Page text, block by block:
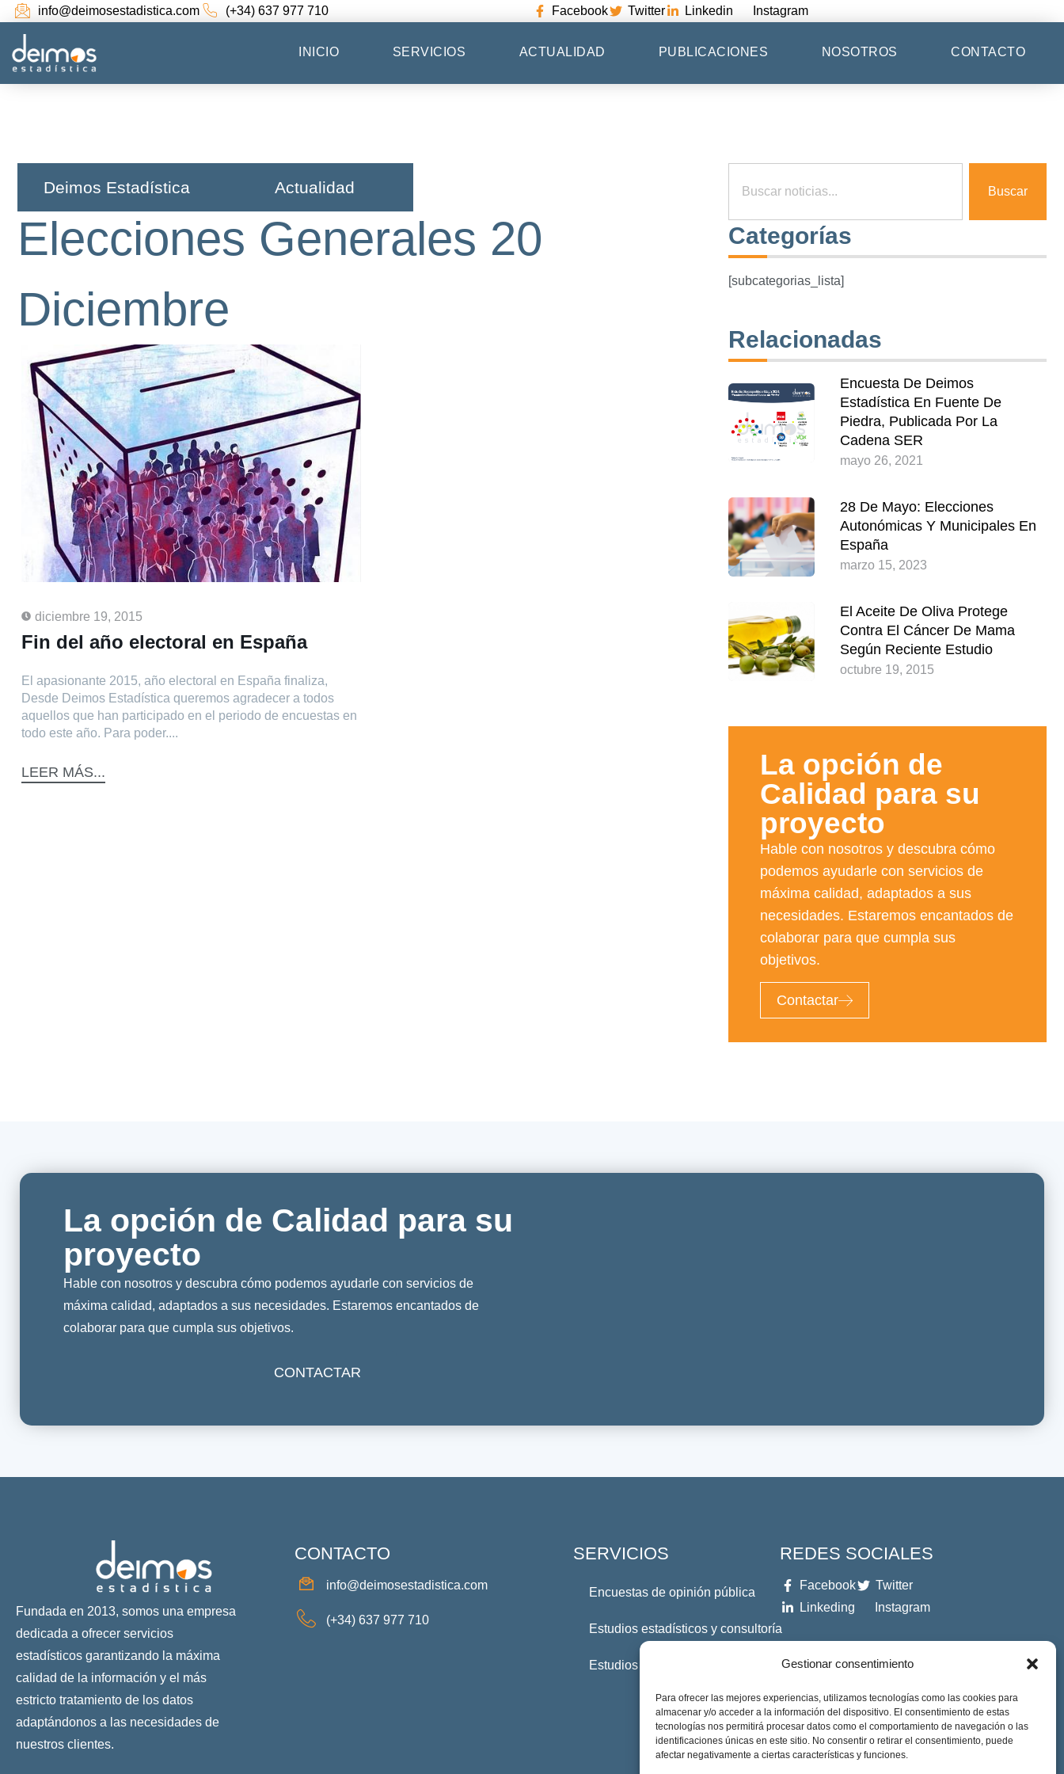
Gestionar consentimiento
Para ofrecer las mejores experiencias, utilizamos tecnologías como las cookies para
almacenar y/o acceder a la información del dispositivo. El consentimiento de estas
tecnologías nos permitirá procesar datos como el comportamiento de navegación o las
identificaciones únicas en este sitio. No consentir o retirar el consentimiento, puede
afectar negativamente a ciertas características y funciones.
info@deimosestadistica.com (+34) 637 977 710 Facebook Twitter Linkedin Instagram
INICIO SERVICIOS ACTUALIDAD PUBLICACIONES NOSOTROS CONTACTO
Buscar
Categorías
[subcategorias_lista]
Relacionadas
Encuesta De Deimos
Estadística En Fuente De
Piedra, Publicada Por La
Cadena SER
mayo 26, 2021
28 De Mayo: Elecciones
Autonómicas Y Municipales En
España
marzo 15, 2023
El Aceite De Oliva Protege
Contra El Cáncer De Mama
Según Reciente Estudio
octubre 19, 2015
La opción de
Calidad para su
proyecto​
Hable con nosotros y descubra cómo
podemos ayudarle con servicios de
máxima calidad, adaptados a sus
necesidades. Estaremos encantados de
colaborar para que cumpla sus
objetivos.
Contactar
Deimos Estadística​ Actualidad
Elecciones Generales 20
Diciembre
diciembre 19, 2015
Fin del año electoral en España
El apasionante 2015, año electoral en España finaliza,
Desde Deimos Estadística queremos agradecer a todos
aquellos que han participado en el periodo de encuestas en
todo este año. Para poder....
LEER MÁS...
La opción de Calidad para su
proyecto
Hable con nosotros y descubra cómo podemos ayudarle con servicios de
máxima calidad, adaptados a sus necesidades. Estaremos encantados de
colaborar para que cumpla sus objetivos.
CONTACTAR
Fundada en 2013, somos una empresa
dedicada a ofrecer servicios
estadísticos garantizando la máxima
calidad de la información y el más
estricto tratamiento de los datos
adaptándonos a las necesidades de
nuestros clientes.
CONTACTO
info@deimosestadistica.com
(+34) 637 977 710
SERVICIOS
Encuestas de opinión pública
Estudios estadísticos y consultoría
Estudios Profesionales
REDES SOCIALES
Facebook
Twitter
Linkeding
Instagram